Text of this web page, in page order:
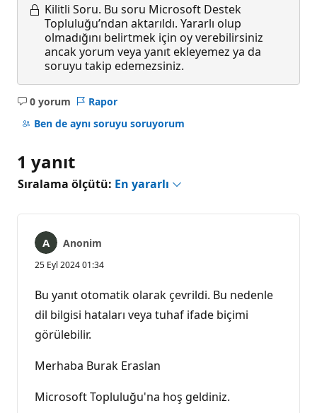
Kilitli Soru. Bu soru Microsoft Destek
Topluluğu’ndan aktarıldı. Yararlı olup
olmadığını belirtmek için oy verebilirsiniz
ancak yorum veya yanıt ekleyemez ya da
soruyu takip edemezsiniz.
0 yorum
Açıklama
yok
Rapor
Ben de aynı soruyu soruyorum
1 yanıt
Sıralama ölçütü: En yararlı
Anonim
25 Eyl 2024 01:34
Bu yanıt otomatik olarak çevrildi. Bu nedenle
dil bilgisi hataları veya tuhaf ifade biçimi
görülebilir.
Merhaba Burak Eraslan
Microsoft Topluluğu'na hoş geldiniz.